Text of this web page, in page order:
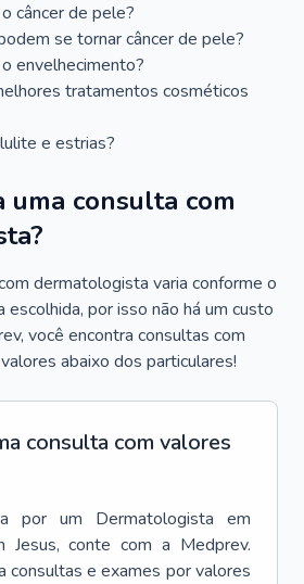
câncer de pele?
se tornar câncer de pele?
envelhecimento?
tratamentos cosméticos
e estrias?
uma consulta com
dermatologista varia conforme o
escolhida, por isso não há um custo
você encontra consultas com
abaixo dos particulares!
consulta com valores
por um Dermatologista em
Jesus, conte com a Medprev.
consultas e exames por valores